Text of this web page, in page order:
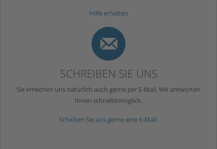
Hilfe erhalten
m
SCHREIBEN SIE UNS
Sie erreichen uns natürlich auch gerne per E-Mail. Wir antworten
Ihnen schnellstmöglich.
Schicken Sie uns gerne eine E-Mail.